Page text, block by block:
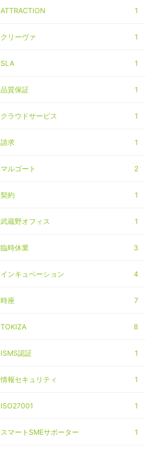
ATTRACTION 1
クリーヴァ 1
SLA 1
品質保証 1
クラウドサービス 1
請求 1
マルゴート 2
契約 1
武蔵野オフィス 1
臨時休業 3
インキュベーション 4
時座 7
TOKIZA 8
ISMS認証 1
情報セキュリティ 1
ISO27001 1
スマートSMEサポーター 1